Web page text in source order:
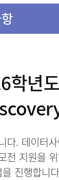
학년도
31(
다. 데이터
전 지원을
진행합니